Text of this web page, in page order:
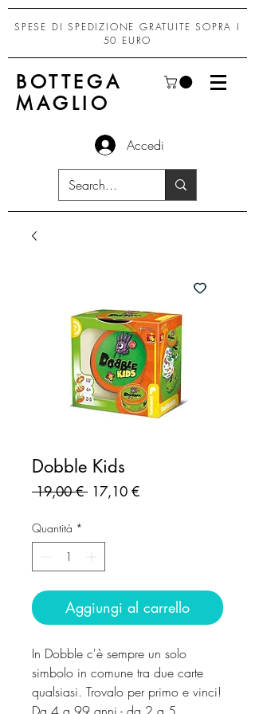
SPESE DI SPEDIZIONE GRATUITE SOPRA I
50 EURO
BOTTEGA
MAGLIO
Accedi
Dobble Kids
19,00 € Prezzo
17,10 €Prezzo
Quantità *
Aggiungi al carrello
In Dobble c'è sempre un solo
simbolo in comune tra due carte
qualsiasi. Trovalo per primo e vinci!